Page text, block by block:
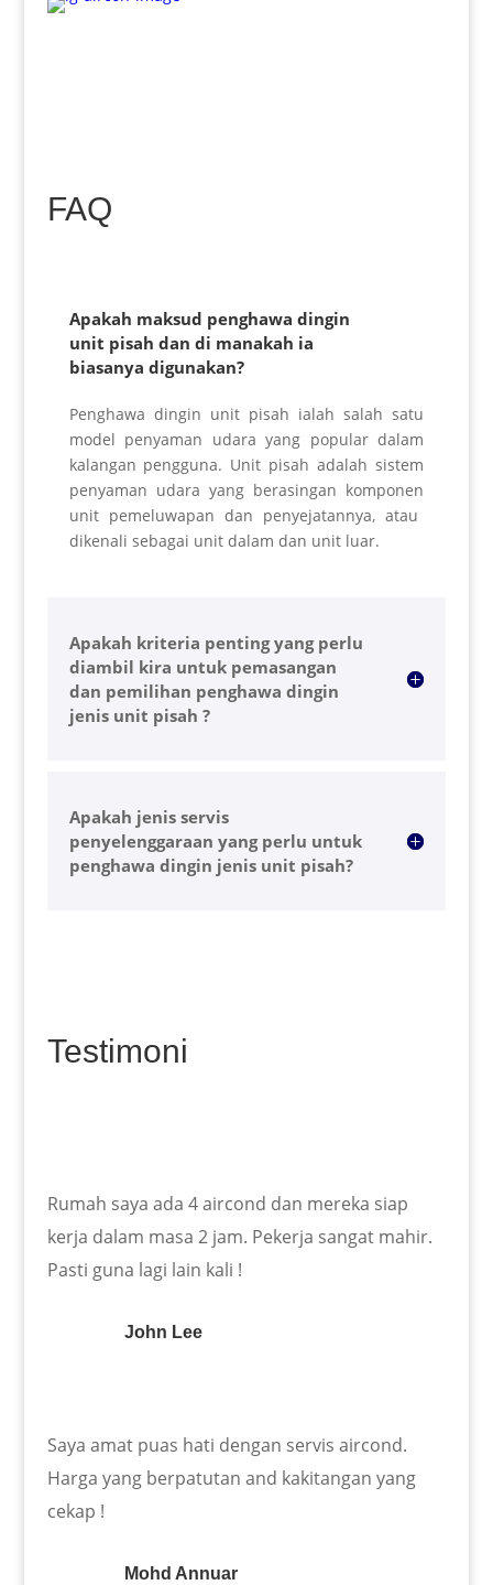
FAQ
Apakah maksud penghawa dingin
unit pisah dan di manakah ia
biasanya digunakan?
Penghawa dingin unit pisah ialah salah satu
model penyaman udara yang popular dalam
kalangan pengguna. Unit pisah adalah sistem
penyaman udara yang berasingan komponen
unit pemeluwapan dan penyejatannya, atau
dikenali sebagai unit dalam dan unit luar.
Apakah kriteria penting yang perlu
diambil kira untuk pemasangan
dan pemilihan penghawa dingin
jenis unit pisah ?
Apakah jenis servis
penyelenggaraan yang perlu untuk
penghawa dingin jenis unit pisah?
Testimoni
Rumah saya ada 4 aircond dan mereka siap
kerja dalam masa 2 jam. Pekerja sangat mahir.
Pasti guna lagi lain kali !
John Lee
Saya amat puas hati dengan servis aircond.
Harga yang berpatutan and kakitangan yang
cekap !
Mohd Annuar